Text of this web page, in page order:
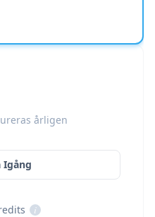
årligen
Igång
i